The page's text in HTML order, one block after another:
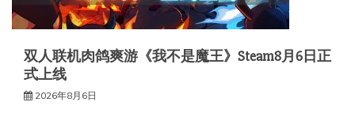
双人联机肉鸽爽游《我不是魔王》Steam8月6日正
式上线
2026年8月6日